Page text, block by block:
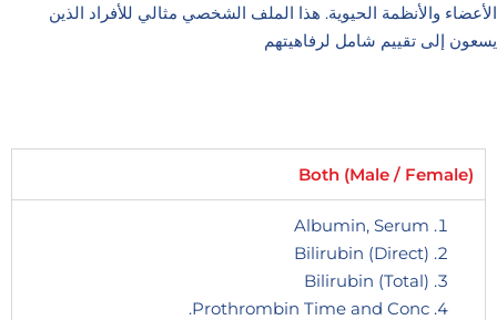
الأعضاء والأنظمة الحيوية. هذا الملف الشخصي مثالي للأفراد الذين
يسعون إلى تقييم شامل لرفاهيتهم
Both (Male / Female)
Albumin, Serum
Bilirubin (Direct)
Bilirubin (Total)
Prothrombin Time and Conc.